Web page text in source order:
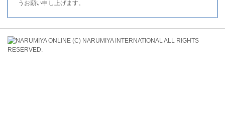
うお願い申し上げます。